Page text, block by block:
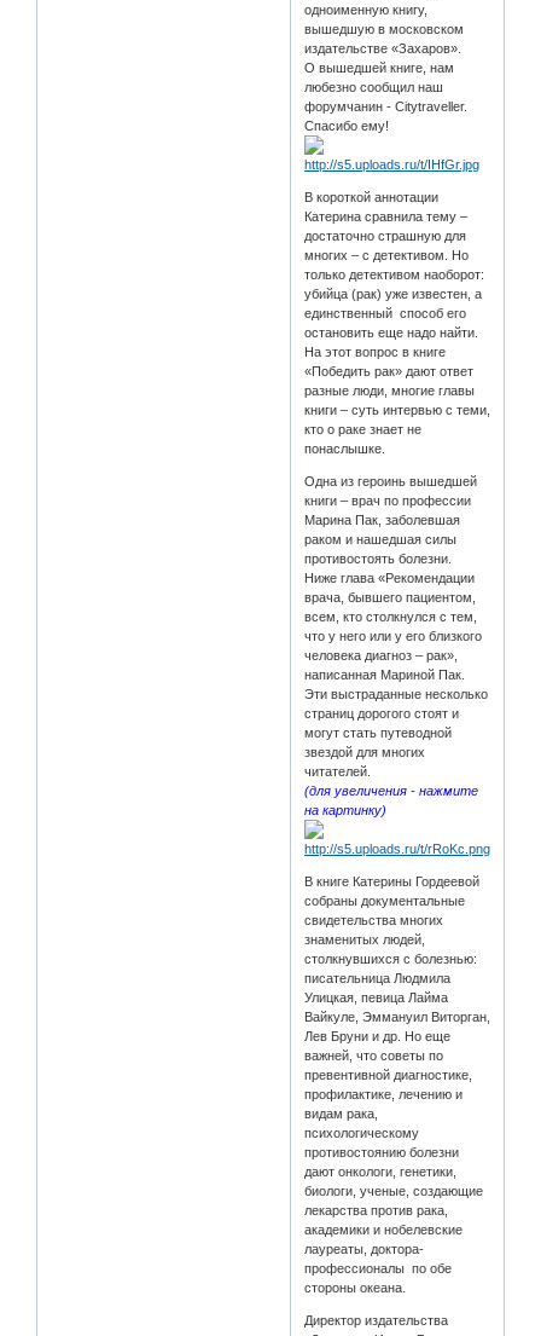
одноименную книгу,
вышедшую в московском
издательстве «Захаров».
О вышедшей книге, нам
любезно сообщил наш
форумчанин - Citytraveller.
Спасибо ему!
В короткой аннотации
Катерина сравнила тему –
достаточно страшную для
многих – с детективом. Но
только детективом наоборот:
убийца (рак) уже известен, а
единственный способ его
остановить еще надо найти.
На этот вопрос в книге
«Победить рак» дают ответ
разные люди, многие главы
книги – суть интервью с теми,
кто о раке знает не
понаслышке.
Одна из героинь вышедшей
книги – врач по профессии
Марина Пак, заболевшая
раком и нашедшая силы
противостоять болезни.
Ниже глава «Рекомендации
врача, бывшего пациентом,
всем, кто столкнулся с тем,
что у него или у его близкого
человека диагноз – рак»,
написанная Мариной Пак.
Эти выстраданные несколько
страниц дорогого стоят и
могут стать путеводной
звездой для многих
читателей.
(для увеличения - нажмите
на картинку)
В книге Катерины Гордеевой
собраны документальные
свидетельства многих
знаменитых людей,
столкнувшихся с болезнью:
писательница Людмила
Улицкая, певица Лайма
Вайкуле, Эммануил Виторган,
Лев Бруни и др. Но еще
важней, что советы по
превентивной диагностике,
профилактике, лечению и
видам рака,
психологическому
противостоянию болезни
дают онкологи, генетики,
биологи, ученые, создающие
лекарства против рака,
академики и нобелевские
лауреаты, доктора-
профессионалы по обе
стороны океана.
Директор издательства